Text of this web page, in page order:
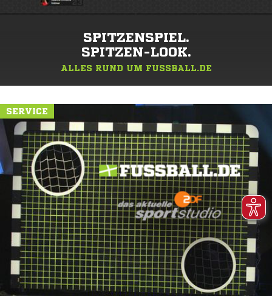
SPITZENSPIEL.
SPITZEN-LOOK.
ALLES RUND UM FUSSBALL.DE
SERVICE